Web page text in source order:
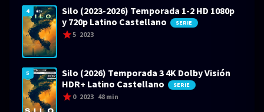
4
Silo (2023-2026) Temporada 1-2 HD 1080p
y 720p Latino Castellano
SERIE
5 2023
5
Silo (2026) Temporada 3 4K Dolby Visión
HDR+ Latino Castellano
SERIE
0 2023 48 min